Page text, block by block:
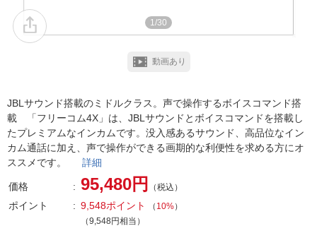
1/30
動画あり
JBLサウンド搭載のミドルクラス。声で操作するボイスコマンド搭
載 「フリーコム4X」は、JBLサウンドとボイスコマンドを搭載し
たプレミアムなインカムです。没入感あるサウンド、高品位なイン
カム通話に加え、声で操作ができる画期的な利便性を求める方にオ
ススメです。 詳細
価格 95,480円 （税込）
ポイント 9,548ポイント （ 10%）
（9,548円相当）